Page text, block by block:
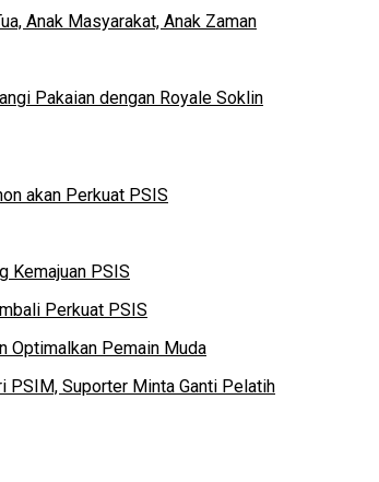
Anak Masyarakat, Anak Zaman
Pakaian dengan Royale Soklin
akan Perkuat PSIS
Kemajuan PSIS
Perkuat PSIS
Optimalkan Pemain Muda
PSIM, Suporter Minta Ganti Pelatih